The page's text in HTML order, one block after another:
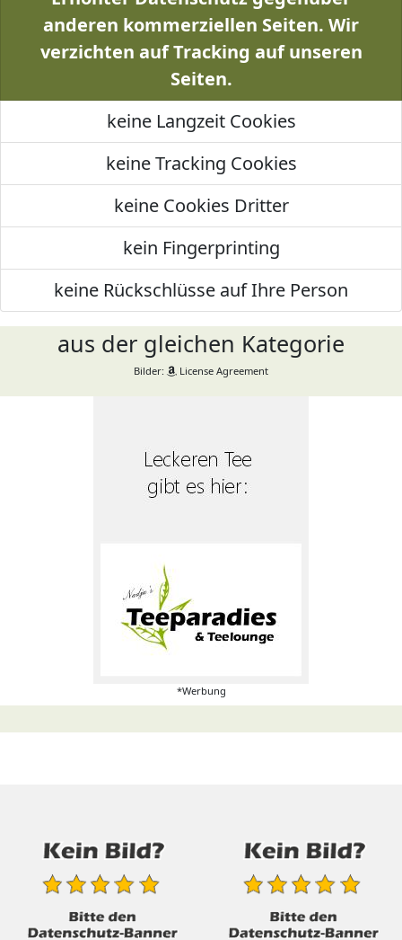
anderen kommerziellen Seiten. Wir
verzichten auf Tracking auf unseren
Seiten.
keine Langzeit Cookies
keine Tracking Cookies
keine Cookies Dritter
kein Fingerprinting
keine Rückschlüsse auf Ihre Person
aus der gleichen Kategorie
Bilder: License Agreement
*Werbung